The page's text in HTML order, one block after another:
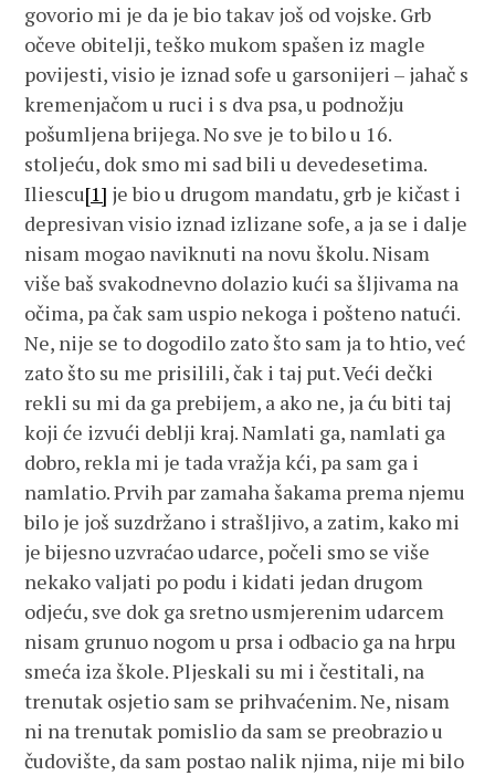
govorio mi je da je bio takav još od vojske. Grb
očeve obitelji, teško mukom spašen iz magle
povijesti, visio je iznad sofe u garsonijeri – jahač s
kremenjačom u ruci i s dva psa, u podnožju
pošumljena brijega. No sve je to bilo u 16.
stoljeću, dok smo mi sad bili u devedesetima.
Iliescu[1] je bio u drugom mandatu, grb je kičast i
depresivan visio iznad izlizane sofe, a ja se i dalje
nisam mogao naviknuti na novu školu. Nisam
više baš svakodnevno dolazio kući sa šljivama na
očima, pa čak sam uspio nekoga i pošteno natući.
Ne, nije se to dogodilo zato što sam ja to htio, već
zato što su me prisilili, čak i taj put. Veći dečki
rekli su mi da ga prebijem, a ako ne, ja ću biti taj
koji će izvući deblji kraj. Namlati ga, namlati ga
dobro, rekla mi je tada vražja kći, pa sam ga i
namlatio. Prvih par zamaha šakama prema njemu
bilo je još suzdržano i strašljivo, a zatim, kako mi
je bijesno uzvraćao udarce, počeli smo se više
nekako valjati po podu i kidati jedan drugom
odjeću, sve dok ga sretno usmjerenim udarcem
nisam grunuo nogom u prsa i odbacio ga na hrpu
smeća iza škole. Pljeskali su mi i čestitali, na
trenutak osjetio sam se prihvaćenim. Ne, nisam
ni na trenutak pomislio da sam se preobrazio u
čudovište, da sam postao nalik njima, nije mi bilo